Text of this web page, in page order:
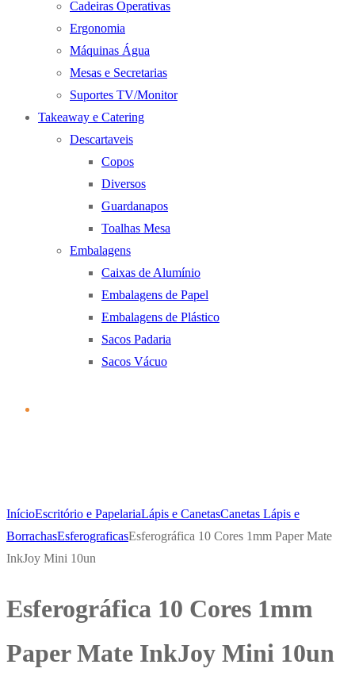
Cadeiras Operativas
Ergonomia
Máquinas Água
Mesas e Secretarias
Suportes TV/Monitor
Takeaway e Catering
Descartaveis
Copos
Diversos
Guardanapos
Toalhas Mesa
Embalagens
Caixas de Alumínio
Embalagens de Papel
Embalagens de Plástico
Sacos Padaria
Sacos Vácuo
InícioEscritório e PapelariaLápis e CanetasCanetas Lápis e
BorrachasEsferograficasEsferográfica 10 Cores 1mm Paper Mate
InkJoy Mini 10un
Esferográfica 10 Cores 1mm
Paper Mate InkJoy Mini 10un